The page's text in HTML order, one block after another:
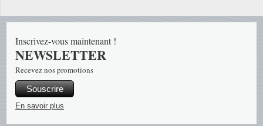
Inscrivez-vous maintenant !
NEWSLETTER
Recevez nos promotions
Souscrire
En savoir plus